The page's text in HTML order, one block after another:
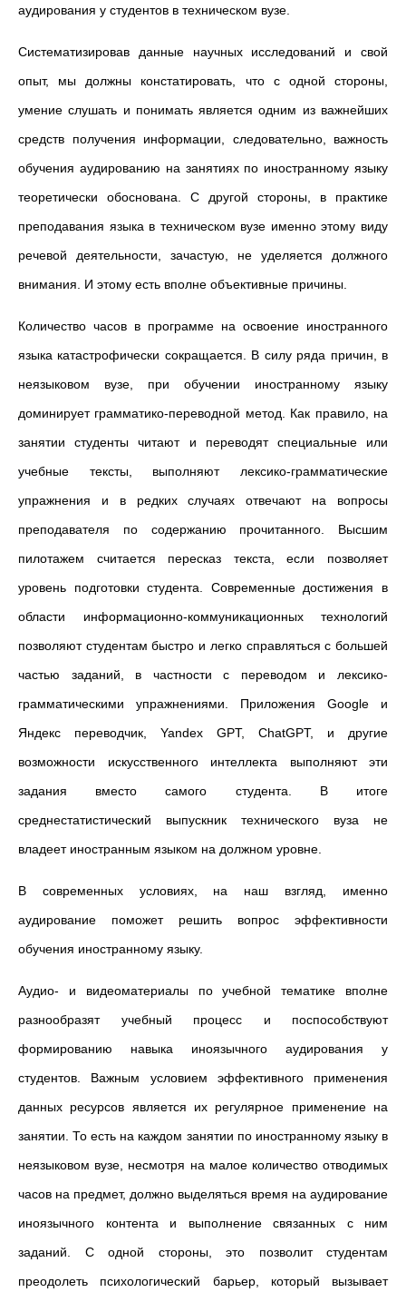
аудирования у студентов в техническом вузе.
Систематизировав данные научных исследований и свой
опыт, мы должны констатировать, что с одной стороны,
умение слушать и понимать является одним из важнейших
средств получения информации, следовательно, важность
обучения аудированию на занятиях по иностранному языку
теоретически обоснована. С другой стороны, в практике
преподавания языка в техническом вузе именно этому виду
речевой деятельности, зачастую, не уделяется должного
внимания. И этому есть вполне объективные причины.
Количество часов в программе на освоение иностранного
языка катастрофически сокращается. В силу ряда причин, в
неязыковом вузе, при обучении иностранному языку
доминирует грамматико-переводной метод. Как правило, на
занятии студенты читают и переводят специальные или
учебные тексты, выполняют лексико-грамматические
упражнения и в редких случаях отвечают на вопросы
преподавателя по содержанию прочитанного. Высшим
пилотажем считается пересказ текста, если позволяет
уровень подготовки студента. Современные достижения в
области информационно-коммуникационных технологий
позволяют студентам быстро и легко справляться с большей
частью заданий, в частности с переводом и лексико-
грамматическими упражнениями. Приложения Google и
Яндекс переводчик, Yandex GPT, ChatGPT, и другие
возможности искусственного интеллекта выполняют эти
задания вместо самого студента. В итоге
среднестатистический выпускник технического вуза не
владеет иностранным языком на должном уровне.
В современных условиях, на наш взгляд, именно
аудирование поможет решить вопрос эффективности
обучения иностранному языку.
Аудио- и видеоматериалы по учебной тематике вполне
разнообразят учебный процесс и поспособствуют
формированию навыка иноязычного аудирования у
студентов. Важным условием эффективного применения
данных ресурсов является их регулярное применение на
занятии. То есть на каждом занятии по иностранному языку в
неязыковом вузе, несмотря на малое количество отводимых
часов на предмет, должно выделяться время на аудирование
иноязычного контента и выполнение связанных с ним
заданий. С одной стороны, это позволит студентам
преодолеть психологический барьер, который вызывает